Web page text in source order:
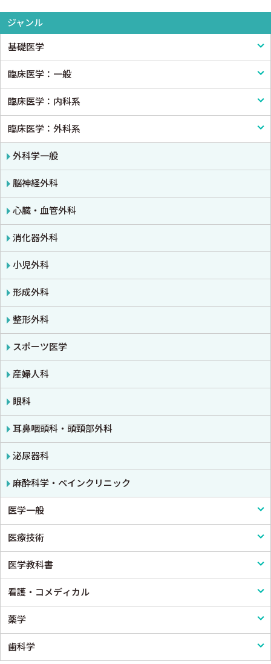
ジャンル
基礎医学
基礎医学一般
解剖学
生理学
免疫学・血清学
公衆衛生学
法医学
臨床医学：一般
臨床医学一般
診断・臨床検査
画像医学・放射線医学・核医学
プライマリケア医学・総合診療
救急医学・集中治療医学
癌・腫瘍一般・緩和医療
栄養・食事療法・輸液・輸血
薬物療法
東洋医学・漢方医学
臨床医学：内科系
内科学一般
感染症
アレルギー・膠原病・リウマチ
内分泌・代謝・糖尿病
腎臓
血液
脳・神経
精神
呼吸器
循環器・血管
心電図・心音図・心エコー
消化器
小児科
皮膚科
老人医学
臨床医学：外科系
外科学一般
脳神経外科
心臓・血管外科
消化器外科
小児外科
形成外科
整形外科
スポーツ医学
産婦人科
眼科
耳鼻咽頭科・頭頸部外科
泌尿器科
麻酔科学・ペインクリニック
医学一般
医学一般・医学概論
医療制度
病院管理
医療統計
論文・医学情報
医療技術
リハビリテーション技術
鍼灸・柔道整復
医学教科書
医学教科書
看護・コメディカル
看護
看護教科書
薬学
薬学
歯科学